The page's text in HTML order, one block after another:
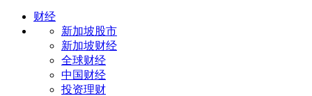
财经
新加坡股市
新加坡财经
全球财经
中国财经
投资理财